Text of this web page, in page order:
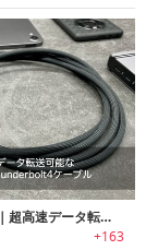
Super cable｜超高速データ転送可能なパワフルThunderbolt4ケーブル「スーパーケーブル」
+163